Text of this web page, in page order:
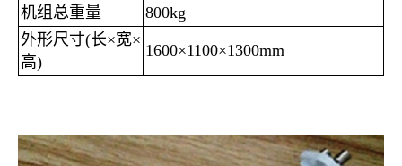
机组总重量
800kg
外形尺寸(长×宽×
高)
1600×1100×1300mm